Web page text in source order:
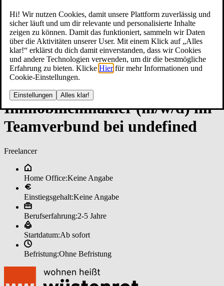
Hi! Wir nutzen Cookies, damit unsere Plattform zuverlässig und
sicher läuft und um dir relevante und personalisierte Inhalte
zeigen zu können. Damit das funktioniert, sammeln wir Daten
über die Aktivitäten unserer User. Mit einem Klick auf „Alles
klar!“ erklärst du dich damit einverstanden, dass wir Cookies
und andere Technologien verwenden, um dir die bestmögliche
Erfahrung zu bieten. Klicke Hier für mehr Informationen und
Cookie-Einstellungen.
Einstellungen Alles klar!
Im­mo­bi­li­en­mak­ler (m/w/d) im
­Team­ver­bun­d bei un­de­fi­ned
Freelancer
Home Office:Keine Angabe
Einstiegsgehalt:Keine Angabe
Berufserfahrung:2-5 Jahre
Startdatum:Ab sofort
Befristung:Ohne Befristung